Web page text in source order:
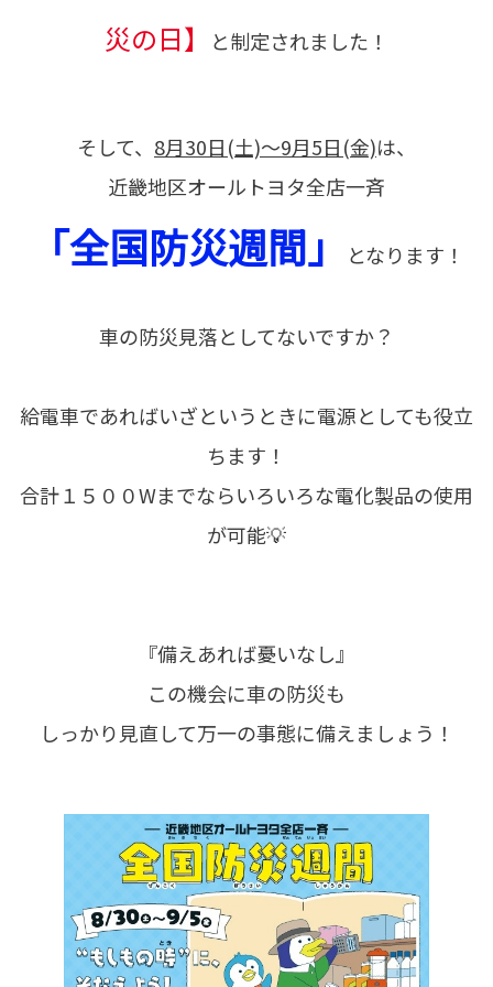
災の日】
と制定されました！
そして、 8月30日(土)～9月5日(金)は、
近畿地区オールトヨタ全店一斉
「全国防災週間」 となります！
車の防災見落としてないですか？
給電車であればいざというときに電源としても役立
ちます！
合計１５００Wまでならいろいろな電化製品の使用
が可能💡
『備えあれば憂いなし』
この機会に車の防災も
しっかり見直して万一の事態に備えましょう！